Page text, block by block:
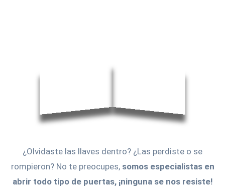
¿Olvidaste las llaves dentro? ¿Las perdiste o se
rompieron? No te preocupes, somos especialistas en
abrir todo tipo de puertas, ¡ninguna se nos resiste!